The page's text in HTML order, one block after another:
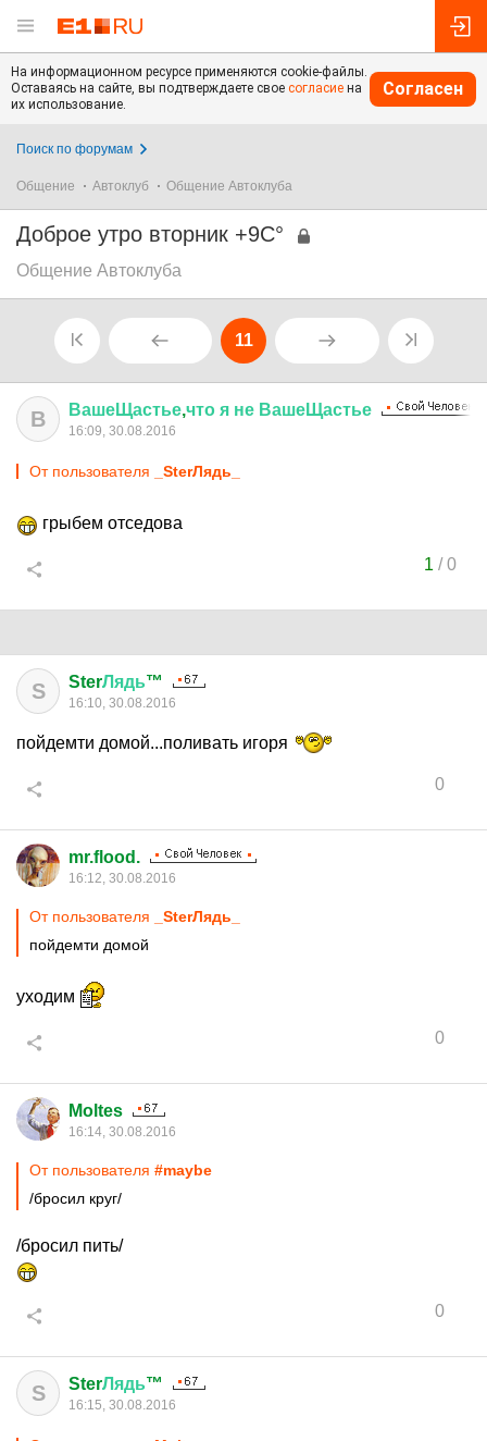
На информационном ресурсе применяются cookie-файлы.
Оставаясь на сайте, вы подтверждаете свое согласие на
их использование.
Согласен
Поиск по форумам
Общение Автоклуб Общение Автоклуба
Доброе утро вторник +9С°
Общение Автоклуба
11
В ВашеЩастье,что я не ВашеЩастье
16:09, 30.08.2016
От пользователя _SterЛядь_
грыбем отседова
1 /0
S SterЛядь™
16:10, 30.08.2016
пойдемти домой...поливать игоря
0
mr.flood.
16:12, 30.08.2016
От пользователя
_SterЛядь_
пойдемти домой
уходим
0
Moltes
16:14, 30.08.2016
От пользователя #maybe
/бросил круг/
/бросил пить/
0
S SterЛядь™
16:15, 30.08.2016